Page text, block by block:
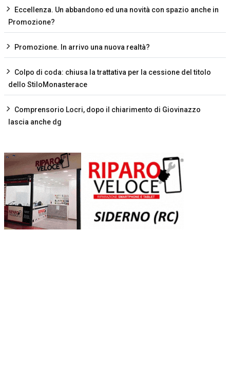
Eccellenza. Un abbandono ed una novità con spazio anche in
Promozione?
Promozione. In arrivo una nuova realtà?
Colpo di coda: chiusa la trattativa per la cessione del titolo
dello StiloMonasterace
Comprensorio Locri, dopo il chiarimento di Giovinazzo
lascia anche dg